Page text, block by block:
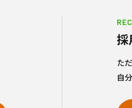
た
自